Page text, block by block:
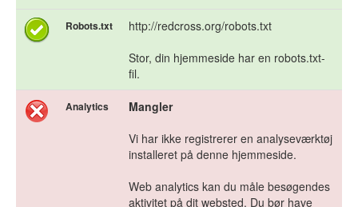
Robots.txt
http://redcross.org/robots.txt
Stor, din hjemmeside har en robots.txt-
fil.
Analytics
Mangler
Vi har ikke registrerer en analyseværktøj
installeret på denne hjemmeside.
Web analytics kan du måle besøgendes
aktivitet på dit websted. Du bør have